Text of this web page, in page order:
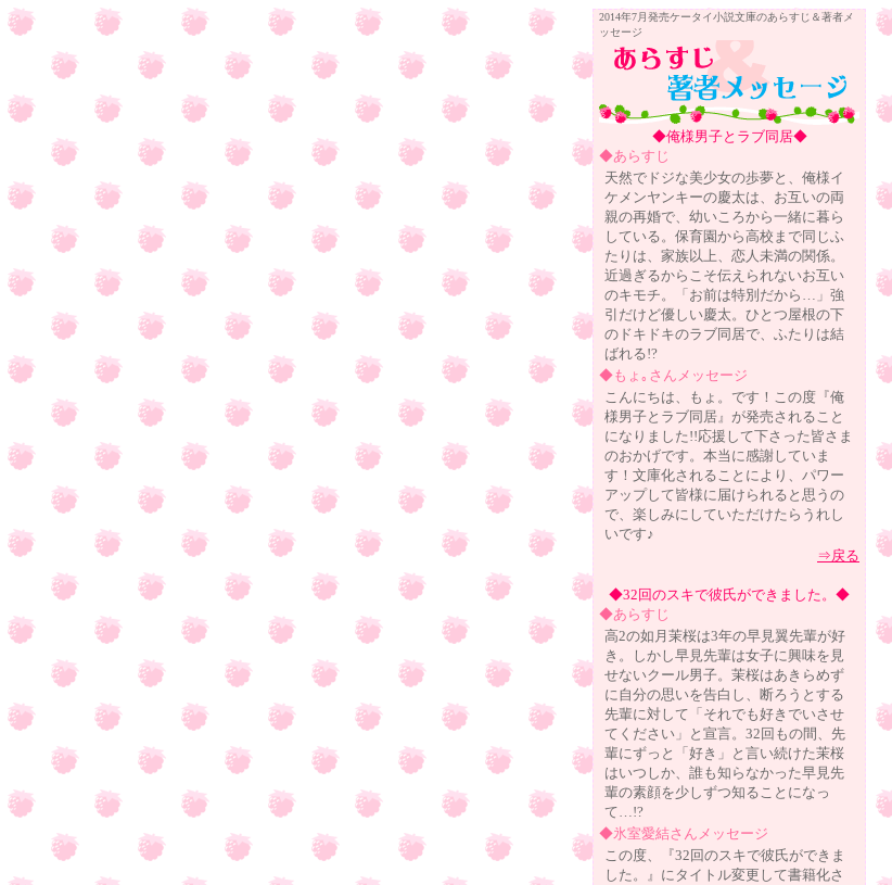
2014年7月発売ケータイ小説文庫のあらすじ＆著者メ
ッセージ
◆俺様男子とラブ同居◆
◆あらすじ
天然でドジな美少女の歩夢と、俺様イ
ケメンヤンキーの慶太は、お互いの両
親の再婚で、幼いころから一緒に暮ら
している。保育園から高校まで同じふ
たりは、家族以上、恋人未満の関係。
近過ぎるからこそ伝えられないお互い
のキモチ。「お前は特別だから…」強
引だけど優しい慶太。ひとつ屋根の下
のドキドキのラブ同居で、ふたりは結
ばれる!?
◆もょ｡さんメッセージ
こんにちは、もょ。です！この度『俺
様男子とラブ同居』が発売されること
になりました!!応援して下さった皆さま
のおかげです。本当に感謝していま
す！文庫化されることにより、パワー
アップして皆様に届けられると思うの
で、楽しみにしていただけたらうれし
いです♪
⇒戻る
◆32回のスキで彼氏ができました。◆
◆あらすじ
高2の如月茉桜は3年の早見翼先輩が好
き。しかし早見先輩は女子に興味を見
せないクール男子。茉桜はあきらめず
に自分の思いを告白し、断ろうとする
先輩に対して「それでも好きでいさせ
てください」と宣言。32回もの間、先
輩にずっと「好き」と言い続けた茉桜
はいつしか、誰も知らなかった早見先
輩の素顔を少しずつ知ることになっ
て…!?
◆氷室愛結さんメッセージ
この度、『32回のスキで彼氏ができま
した。』にタイトル変更して書籍化さ